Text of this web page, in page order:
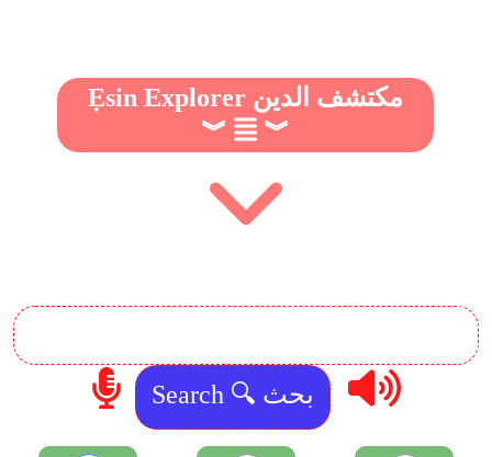
Ẹsin Explorer مكتشف الدين
︾
︾